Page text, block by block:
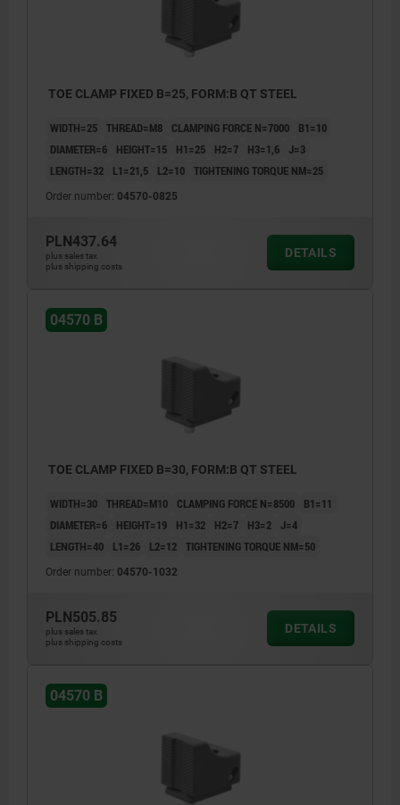
TOE CLAMP FIXED B=25, FORM:B QT STEEL
WIDTH=25 THREAD=M8 CLAMPING FORCE N=7000
B1=10
DIAMETER=6
HEIGHT=15 H1=25 H2=7 H3=1,6
J=3
LENGTH=32
L1=21,5 L2=10 TIGHTENING TORQUE NM=25
Order number: 04570-0825
PLN437.64
plus sales tax
plus shipping costs
DETAILS
04570 B
TOE CLAMP FIXED B=30, FORM:B QT STEEL
WIDTH=30 THREAD=M10 CLAMPING FORCE N=8500
B1=11
DIAMETER=6
HEIGHT=19 H1=32 H2=7 H3=2
J=4
LENGTH=40
L1=26 L2=12 TIGHTENING TORQUE NM=50
Order number: 04570-1032
PLN505.85
plus sales tax
plus shipping costs
DETAILS
04570 B